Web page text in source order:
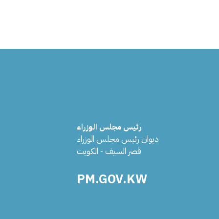
رئيس مجلس الوزراء
ديوان رئيس مجلس الوزراء
قصر السيف - الكويت
PM.GOV.KW